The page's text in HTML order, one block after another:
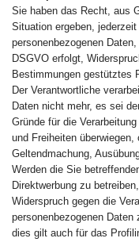
Sie haben das Recht, aus
Situation ergeben,
personenbezogenen
DSGVO erfolgt,
Bestimmungen gestütztes
Der Verantwortliche
Daten nicht mehr, es sei
Gründe für die
und Freiheiten überwiegen,
Geltendmachung,
Werden die Sie
Direktwerbung zu
Widerspruch gegen die
personenbezogenen Daten
dies gilt auch für das